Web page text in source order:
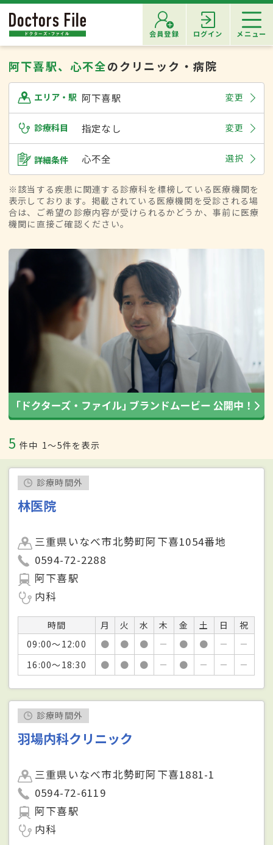
会員登録 ログイン メニュー
阿下喜駅、心不全のクリニック・病院
エリア・駅 阿下喜駅 変更
診療科目 指定なし 変更
詳細条件 心不全 選択
※該当する疾患に関連する診療科を標榜している医療機関を
表示しております。掲載されている医療機関を受診される場
合は、ご希望の診療内容が受けられるかどうか、事前に医療
機関に直接ご確認ください。
5 件中 1〜5件を表示
診療時間外
林医院
三重県いなべ市北勢町阿下喜1054番地
0594-72-2288
阿下喜駅
内科
時間 月 火 水 木 金 土 日
祝
09:00～12:00
● ● ● － ● ● －
－
16:00～18:30
● ● ● － ● － － －
診療時間外
羽場内科クリニック
三重県いなべ市北勢町阿下喜1881-1
0594-72-6119
阿下喜駅
内科